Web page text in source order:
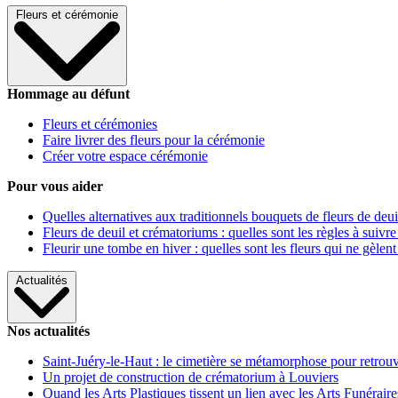
Fleurs et cérémonie
Hommage au défunt
Fleurs et cérémonies
Faire livrer des fleurs pour la cérémonie
Créer votre espace cérémonie
Pour vous aider
Quelles alternatives aux traditionnels bouquets de fleurs de
Fleurs de deuil et crématoriums : quelles sont les règles à
Fleurir une tombe en hiver : quelles sont les fleurs qui ne gèlent
Actualités
Nos actualités
Saint-Juéry-le-Haut : le cimetière se métamorphose pour
Un projet de construction de crématorium à Louviers
Quand les Arts Plastiques tissent un lien avec les Arts